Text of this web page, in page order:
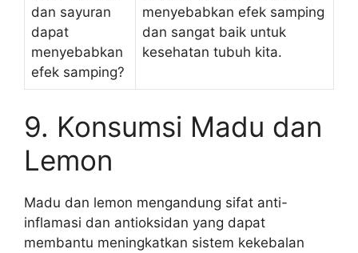
dan sayuran
dapat
menyebabkan
efek samping?
menyebabkan efek samping
dan sangat baik untuk
kesehatan tubuh kita.
9. Konsumsi Madu dan
Lemon
Madu dan lemon mengandung sifat anti-
inflamasi dan antioksidan yang dapat
membantu meningkatkan sistem kekebalan